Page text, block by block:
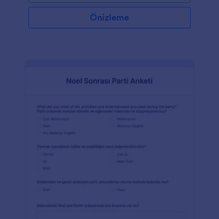
resimler yükleyin ve formu web sitenize yerleştirin
ve yanıtların otomatik olarak Jotform hesabınıza
gönderilmesini izleyin.Yanıtları ücretsiz ve online
Dilediğiniz yerden yanıtları toplamak için ücretsiz
Etkinlik Bilgilendirme Formu ile ihtiyacınız olan
yanıtları toplayın ve bunlardan en iyi şekilde
Önizleme